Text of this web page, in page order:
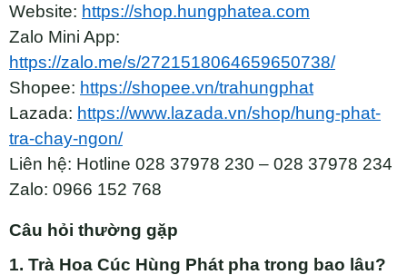
Website: https://shop.hungphatea.com
Zalo Mini App:
https://zalo.me/s/2721518064659650738/
Shopee: https://shopee.vn/trahungphat
Lazada: https://www.lazada.vn/shop/hung-phat-
tra-chay-ngon/
Liên hệ: Hotline 028 37978 230 – 028 37978 234
Zalo: 0966 152 768
Câu hỏi thường gặp
1. Trà Hoa Cúc Hùng Phát pha trong bao lâu?